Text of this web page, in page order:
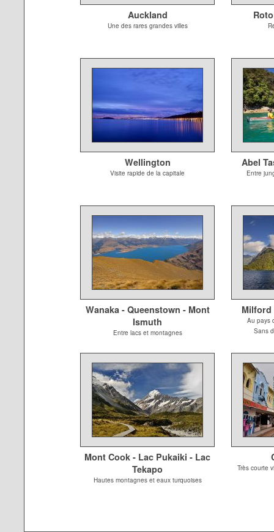
Auckland
Une des rares grandes villes
Wellington
Visite rapide de la capitale
Abel
Entre
Wanaka - Queenstown - Mont
Ismuth
Entre lacs et montagnes
Milford
Au pays
Sans
Mont Cook - Lac Pukaiki - Lac
Tekapo
Hautes montagnes et eaux turquoises
Très courte